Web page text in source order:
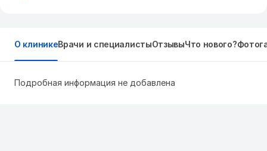
О клиникеВрачи и специалистыОтзывыЧто нового?
Подробная информация не добавлена